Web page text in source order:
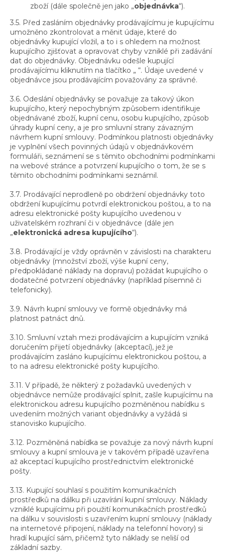
zboží (dále společně jen jako „objednávka“).
3.5. Před zasláním objednávky prodávajícímu je kupujícímu
umožněno zkontrolovat a měnit údaje, které do
objednávky kupující vložil, a to i s ohledem na možnost
kupujícího zjišťovat a opravovat chyby vzniklé při zadávání
dat do objednávky. Objednávku odešle kupující
prodávajícímu kliknutím na tlačítko „ “. Údaje uvedené v
objednávce jsou prodávajícím považovány za správné.
3.6. Odeslání objednávky se považuje za takový úkon
kupujícího, který nepochybným způsobem identifikuje
objednávané zboží, kupní cenu, osobu kupujícího, způsob
úhrady kupní ceny, a je pro smluvní strany závazným
návrhem kupní smlouvy. Podmínkou platnosti objednávky
je vyplnění všech povinných údajů v objednávkovém
formuláři, seznámení se s těmito obchodními podmínkami
na webové stránce a potvrzení kupujícího o tom, že se s
těmito obchodními podmínkami seznámil.
3.7. Prodávající neprodleně po obdržení objednávky toto
obdržení kupujícímu potvrdí elektronickou poštou, a to na
adresu elektronické pošty kupujícího uvedenou v
uživatelském rozhraní či v objednávce (dále jen
„elektronická adresa kupujícího“).
3.8. Prodávající je vždy oprávněn v závislosti na charakteru
objednávky (množství zboží, výše kupní ceny,
předpokládané náklady na dopravu) požádat kupujícího o
dodatečné potvrzení objednávky (například písemně či
telefonicky).
3.9. Návrh kupní smlouvy ve formě objednávky má
platnost patnáct dnů.
3.10. Smluvní vztah mezi prodávajícím a kupujícím vzniká
doručením přijetí objednávky (akceptací), jež je
prodávajícím zasláno kupujícímu elektronickou poštou, a
to na adresu elektronické pošty kupujícího.
3.11. V případě, že některý z požadavků uvedených v
objednávce nemůže prodávající splnit, zašle kupujícímu na
elektronickou adresu kupujícího pozměněnou nabídku s
uvedením možných variant objednávky a vyžádá si
stanovisko kupujícího.
3.12. Pozměněná nabídka se považuje za nový návrh kupní
smlouvy a kupní smlouva je v takovém případě uzavřena
až akceptací kupujícího prostřednictvím elektronické
pošty.
3.13. Kupující souhlasí s použitím komunikačních
prostředků na dálku při uzavírání kupní smlouvy. Náklady
vzniklé kupujícímu při použití komunikačních prostředků
na dálku v souvislosti s uzavřením kupní smlouvy (náklady
na internetové připojení, náklady na telefonní hovory) si
hradí kupující sám, přičemž tyto náklady se neliší od
základní sazby.